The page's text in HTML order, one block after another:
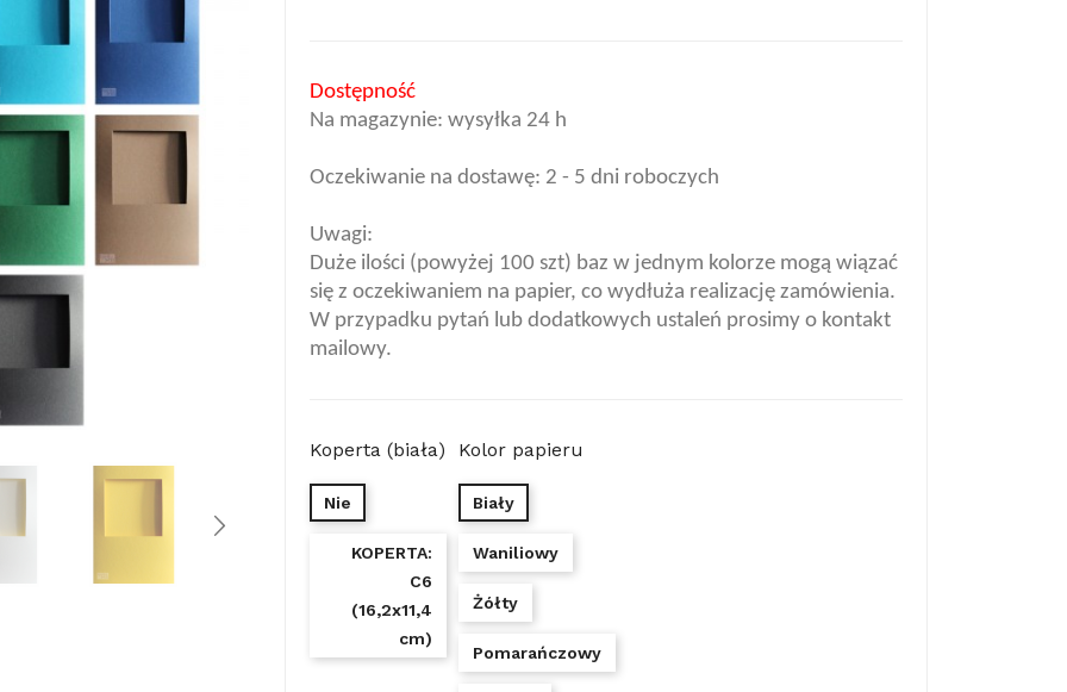
Dostępność
Na magazynie: wysyłka 24 h
Oczekiwanie na dostawę: 2 - 5 dni roboczych
Uwagi:
Duże ilości (powyżej 100 szt) baz w jednym kolorze mogą wiązać
się z oczekiwaniem na papier, co wydłuża realizację zamówienia.
W przypadku pytań lub dodatkowych ustaleń prosimy o kontakt
mailowy.
Koperta (biała)
Nie
KOPERTA:
C6
(16,2x11,4
cm)
Kolor papieru
Biały
Waniliowy
Żółty
Pomarańczowy